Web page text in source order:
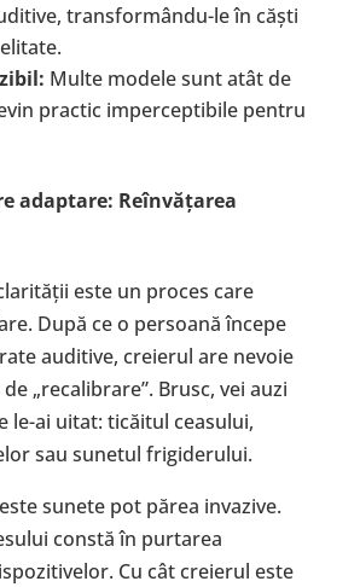
transformându-le în căști
Multe modele sunt atât de
practic imperceptibile pentru
adaptare: Reînvățarea
este un proces care
După ce o persoană începe
auditive, creierul are nevoie
„recalibrare”. Brusc, vei auzi
le-ai uitat: ticăitul ceasului,
sau sunetul frigiderului.
sunete pot părea invazive.
constă în purtarea
Cu cât creierul este